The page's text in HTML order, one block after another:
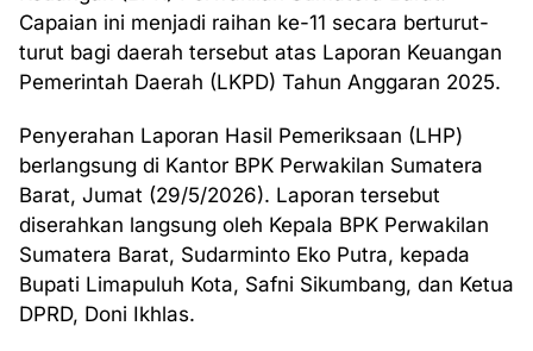
Capaian ini menjadi raihan ke-11 secara berturut-
turut bagi daerah tersebut atas Laporan Keuangan
Pemerintah Daerah (LKPD) Tahun Anggaran 2025.
Penyerahan Laporan Hasil Pemeriksaan (LHP)
berlangsung di Kantor BPK Perwakilan Sumatera
Barat, Jumat (29/5/2026). Laporan tersebut
diserahkan langsung oleh Kepala BPK Perwakilan
Sumatera Barat, Sudarminto Eko Putra, kepada
Bupati Limapuluh Kota, Safni Sikumbang, dan Ketua
DPRD, Doni Ikhlas.